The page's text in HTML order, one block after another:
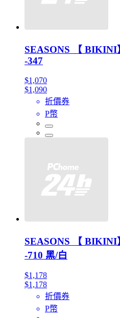
SEASONS 【 BIKINI
-347
$1,070
$1,090
折價券
P幣
SEASONS 【 BIKINI
-710 黑/白
$1,178
$1,178
折價券
P幣